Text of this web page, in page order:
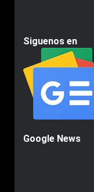
Siguenos en
Google News